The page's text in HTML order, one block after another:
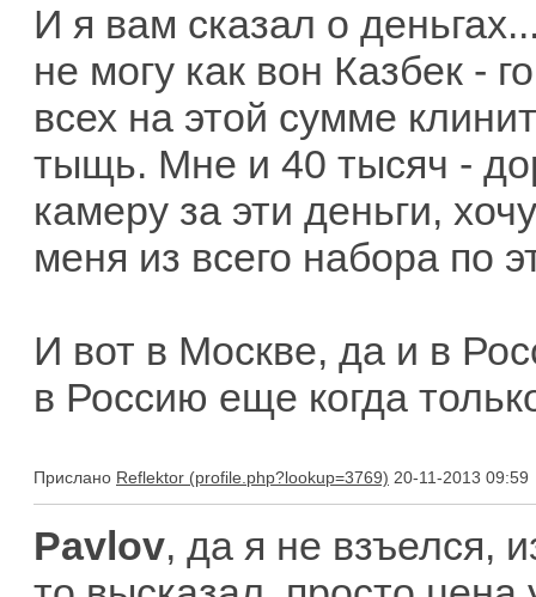
И я вам сказал о
не могу как вон Казбек -
всех на этой сумме
тыщь. Мне и 40 тысяч -
камеру за эти деньги,
меня из всего набора по
И вот в Москве, да и в
в Россию еще когда
Прислано Reflektor 20-11-2013 09:59
Pavlov, да я не взъелся,